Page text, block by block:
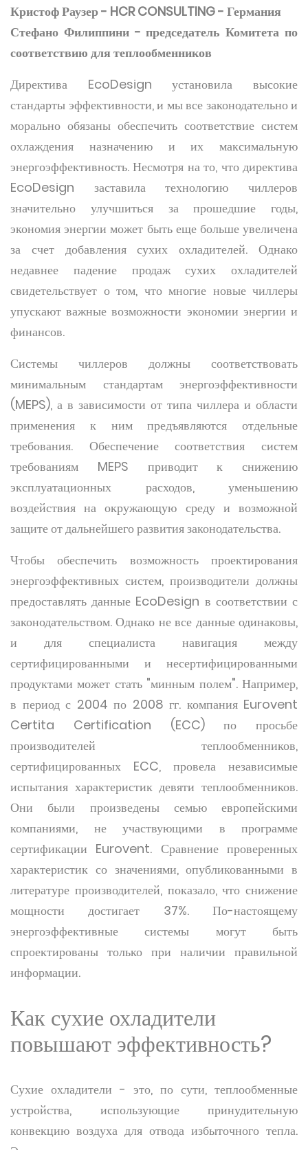
Кристоф Раузер - HCR CONSULTING - Германия
Стефано Филиппини - председатель Комитета по
соответствию для теплообменников
Директива EcoDesign установила высокие
стандарты эффективности, и мы все законодательно и
морально обязаны обеспечить соответствие систем
охлаждения назначению и их максимальную
энергоэффективность. Несмотря на то, что директива
EcoDesign заставила технологию чиллеров
значительно улучшиться за прошедшие годы,
экономия энергии может быть еще больше увеличена
за счет добавления сухих охладителей. Однако
недавнее падение продаж сухих охладителей
свидетельствует о том, что многие новые чиллеры
упускают важные возможности экономии энергии и
финансов.
Системы чиллеров должны соответствовать
минимальным стандартам энергоэффективности
(MEPS), а в зависимости от типа чиллера и области
применения к ним предъявляются отдельные
требования. Обеспечение соответствия систем
требованиям MEPS приводит к снижению
эксплуатационных расходов, уменьшению
воздействия на окружающую среду и возможной
защите от дальнейшего развития законодательства.
Чтобы обеспечить возможность проектирования
энергоэффективных систем, производители должны
предоставлять данные EcoDesign в соответствии с
законодательством. Однако не все данные одинаковы,
и для специалиста навигация между
сертифицированными и несертифицированными
продуктами может стать "минным полем". Например,
в период с 2004 по 2008 гг. компания Eurovent
Certita Certification (ECC) по просьбе
производителей теплообменников,
сертифицированных ECC, провела независимые
испытания характеристик девяти теплообменников.
Они были произведены семью европейскими
компаниями, не участвующими в программе
сертификации Eurovent. Сравнение проверенных
характеристик со значениями, опубликованными в
литературе производителей, показало, что снижение
мощности достигает 37%. По-настоящему
энергоэффективные системы могут быть
спроектированы только при наличии правильной
информации.
Как сухие охладители
повышают эффективность?
Сухие охладители - это, по сути, теплообменные
устройства, использующие принудительную
конвекцию воздуха для отвода избыточного тепла.